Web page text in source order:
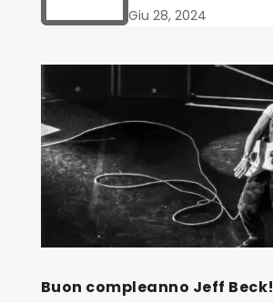
Giu 28, 2024
Buon compleanno Jeff Beck!